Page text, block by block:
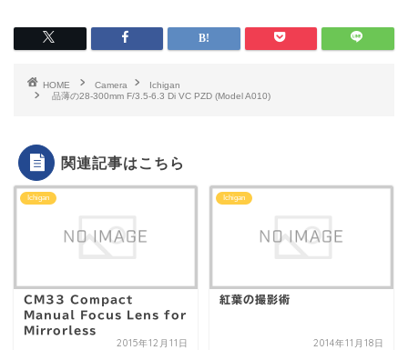
HOME Camera
Ichigan
品薄の28-300mm F/3.5-6.3 Di VC PZD (Model A010)
関連記事はこちら
Ichigan
CM33 Compact
Manual Focus Lens for
Mirrorless
2015年12月11日
Ichigan
紅葉の撮影術
2014年11月18日